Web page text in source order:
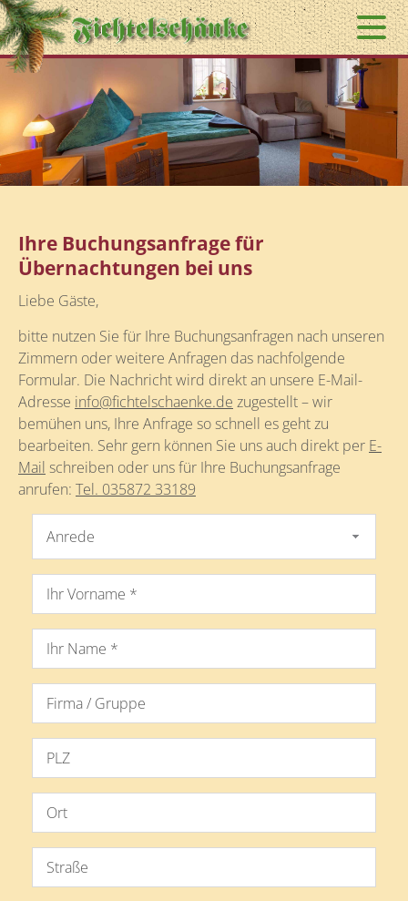
Ihre Buchungsanfrage für
Übernachtungen bei uns
Liebe Gäste,
bitte nutzen Sie für Ihre Buchungsanfragen nach unseren
Zimmern oder weitere Anfragen das nachfolgende
Formular. Die Nachricht wird direkt an unsere E-Mail-
Adresse info@fichtelschaenke.de zugestellt – wir
bemühen uns, Ihre Anfrage so schnell es geht zu
bearbeiten. Sehr gern können Sie uns auch direkt per E-
Mail schreiben oder uns für Ihre Buchungsanfrage
anrufen: Tel. 035872 33189